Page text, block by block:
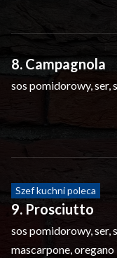
8. Campagnola
sos pomidorowy, ser,
Szef kuchni poleca
9. Prosciutto
sos pomidorowy, ser,
mascarpone, oregano